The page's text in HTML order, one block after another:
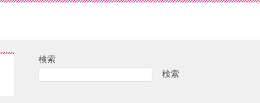
検索
検索